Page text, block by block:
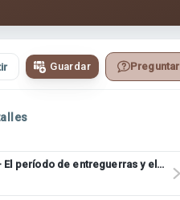
Guardar Preguntar
El período de entreguerras y el
Palestina 4ESO